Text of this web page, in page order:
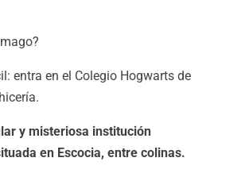
entra en el Colegio Hogwarts de
y misteriosa institución
en Escocia, entre colinas.